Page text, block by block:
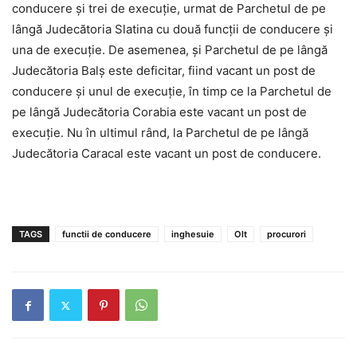
conducere și trei de execuție, urmat de Parchetul de pe
lângă Judecătoria Slatina cu două funcții de conducere și
una de execuție. De asemenea, și Parchetul de pe lângă
Judecătoria Balș este deficitar, fiind vacant un post de
conducere și unul de execuție, în timp ce la Parchetul de
pe lângă Judecătoria Corabia este vacant un post de
execuție. Nu în ultimul rând, la Parchetul de pe lângă
Judecătoria Caracal este vacant un post de conducere.
TAGS functii de conducere inghesuie Olt procurori